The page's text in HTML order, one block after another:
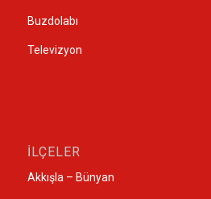
Buzdolabı
Televizyon
İLÇELER
Akkışla – Bünyan